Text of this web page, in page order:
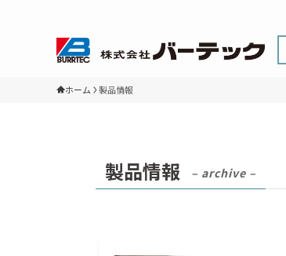
ホーム 製品情報
製品情報 – archive –